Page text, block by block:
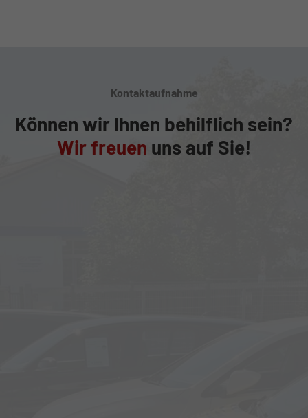
Kontaktaufnahme
Können wir Ihnen behilflich sein?
Wir freuen uns auf Sie!